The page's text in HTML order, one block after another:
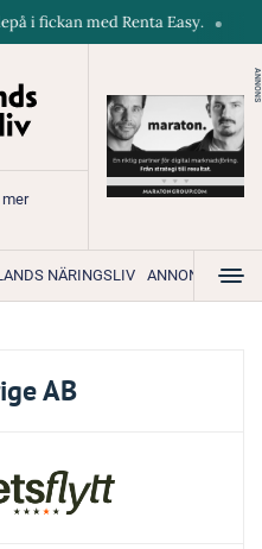
i fickan med Renta Easy.
mer
ANNONS
NÄRINGSLIV ANNONSERA
AB